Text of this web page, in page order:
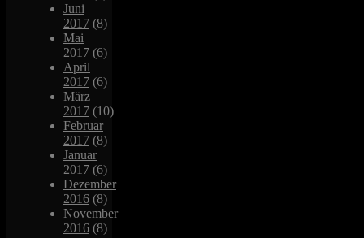
Juni
2017 (8)
Mai
2017 (6)
April
2017 (6)
März
2017 (10)
Februar
2017 (8)
Januar
2017 (6)
Dezember
2016 (8)
November
2016 (8)